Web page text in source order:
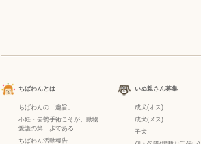
ちばわんとは
ちばわんの「趣旨」
不妊・去勢手術こそが、動物
愛護の第一歩である
ちばわん活動報告
いぬ親さん募集
成犬(オス)
成犬(メス)
子犬